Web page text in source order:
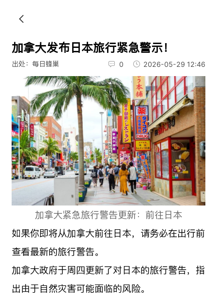
加拿大发布日本旅行紧急警示！
出处：每日蜂巢 0 2026-05-29 12:46
加拿大紧急旅行警告更新：前往日本
如果你即将从加拿大前往日本，请务必在出行前
查看最新的旅行警告。
加拿大政府于周四更新了对日本的旅行警告，指
出由于自然灾害可能面临的风险。